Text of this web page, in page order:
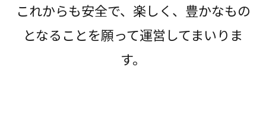
これからも安全で、楽しく、豊かなもの
となることを願って運営してまいりま
す。